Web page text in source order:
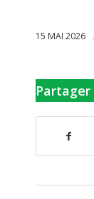
15 MAI 2026